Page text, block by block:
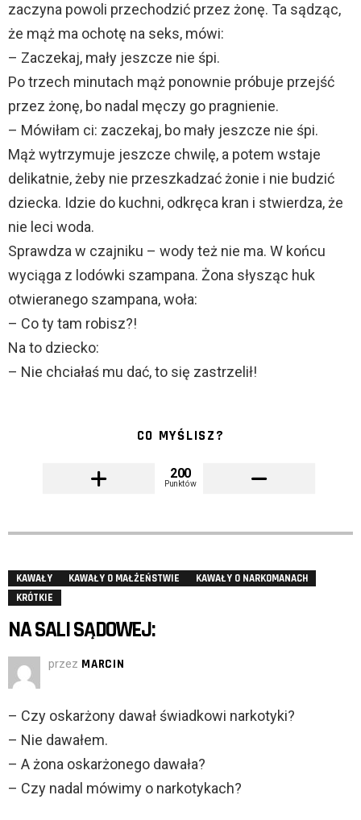
zaczyna powoli przechodzić przez żonę. Ta sądząc,
że mąż ma ochotę na seks, mówi:
– Zaczekaj, mały jeszcze nie śpi.
Po trzech minutach mąż ponownie próbuje przejść
przez żonę, bo nadal męczy go pragnienie.
– Mówiłam ci: zaczekaj, bo mały jeszcze nie śpi.
Mąż wytrzymuje jeszcze chwilę, a potem wstaje
delikatnie, żeby nie przeszkadzać żonie i nie budzić
dziecka. Idzie do kuchni, odkręca kran i stwierdza, że
nie leci woda.
Sprawdza w czajniku – wody też nie ma. W końcu
wyciąga z lodówki szampana. Żona słysząc huk
otwieranego szampana, woła:
– Co ty tam robisz?!
Na to dziecko:
– Nie chciałaś mu dać, to się zastrzelił!
CO MYŚLISZ?
200
Punktów
KAWAŁY KAWAŁY O MAŁŻEŃSTWIE
KAWAŁY O NARKOMANACH
KRÓTKIE
NA SALI SĄDOWEJ:
przez MARCIN
– Czy oskarżony dawał świadkowi narkotyki?
– Nie dawałem.
– A żona oskarżonego dawała?
– Czy nadal mówimy o narkotykach?